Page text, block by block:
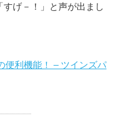
げ－！」と声が出まし
便利機能！ – ツインズパ